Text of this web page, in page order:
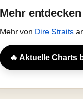
Mehr entdecken
Mehr von Dire Straits
🔥 Aktuelle Charts